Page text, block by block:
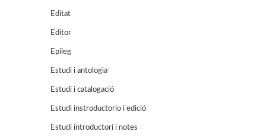
Editat
Editor
Epíleg
Estudi i antologia
Estudi i catalogació
Estudi instroductorio i edició
Estudi introductori i notes